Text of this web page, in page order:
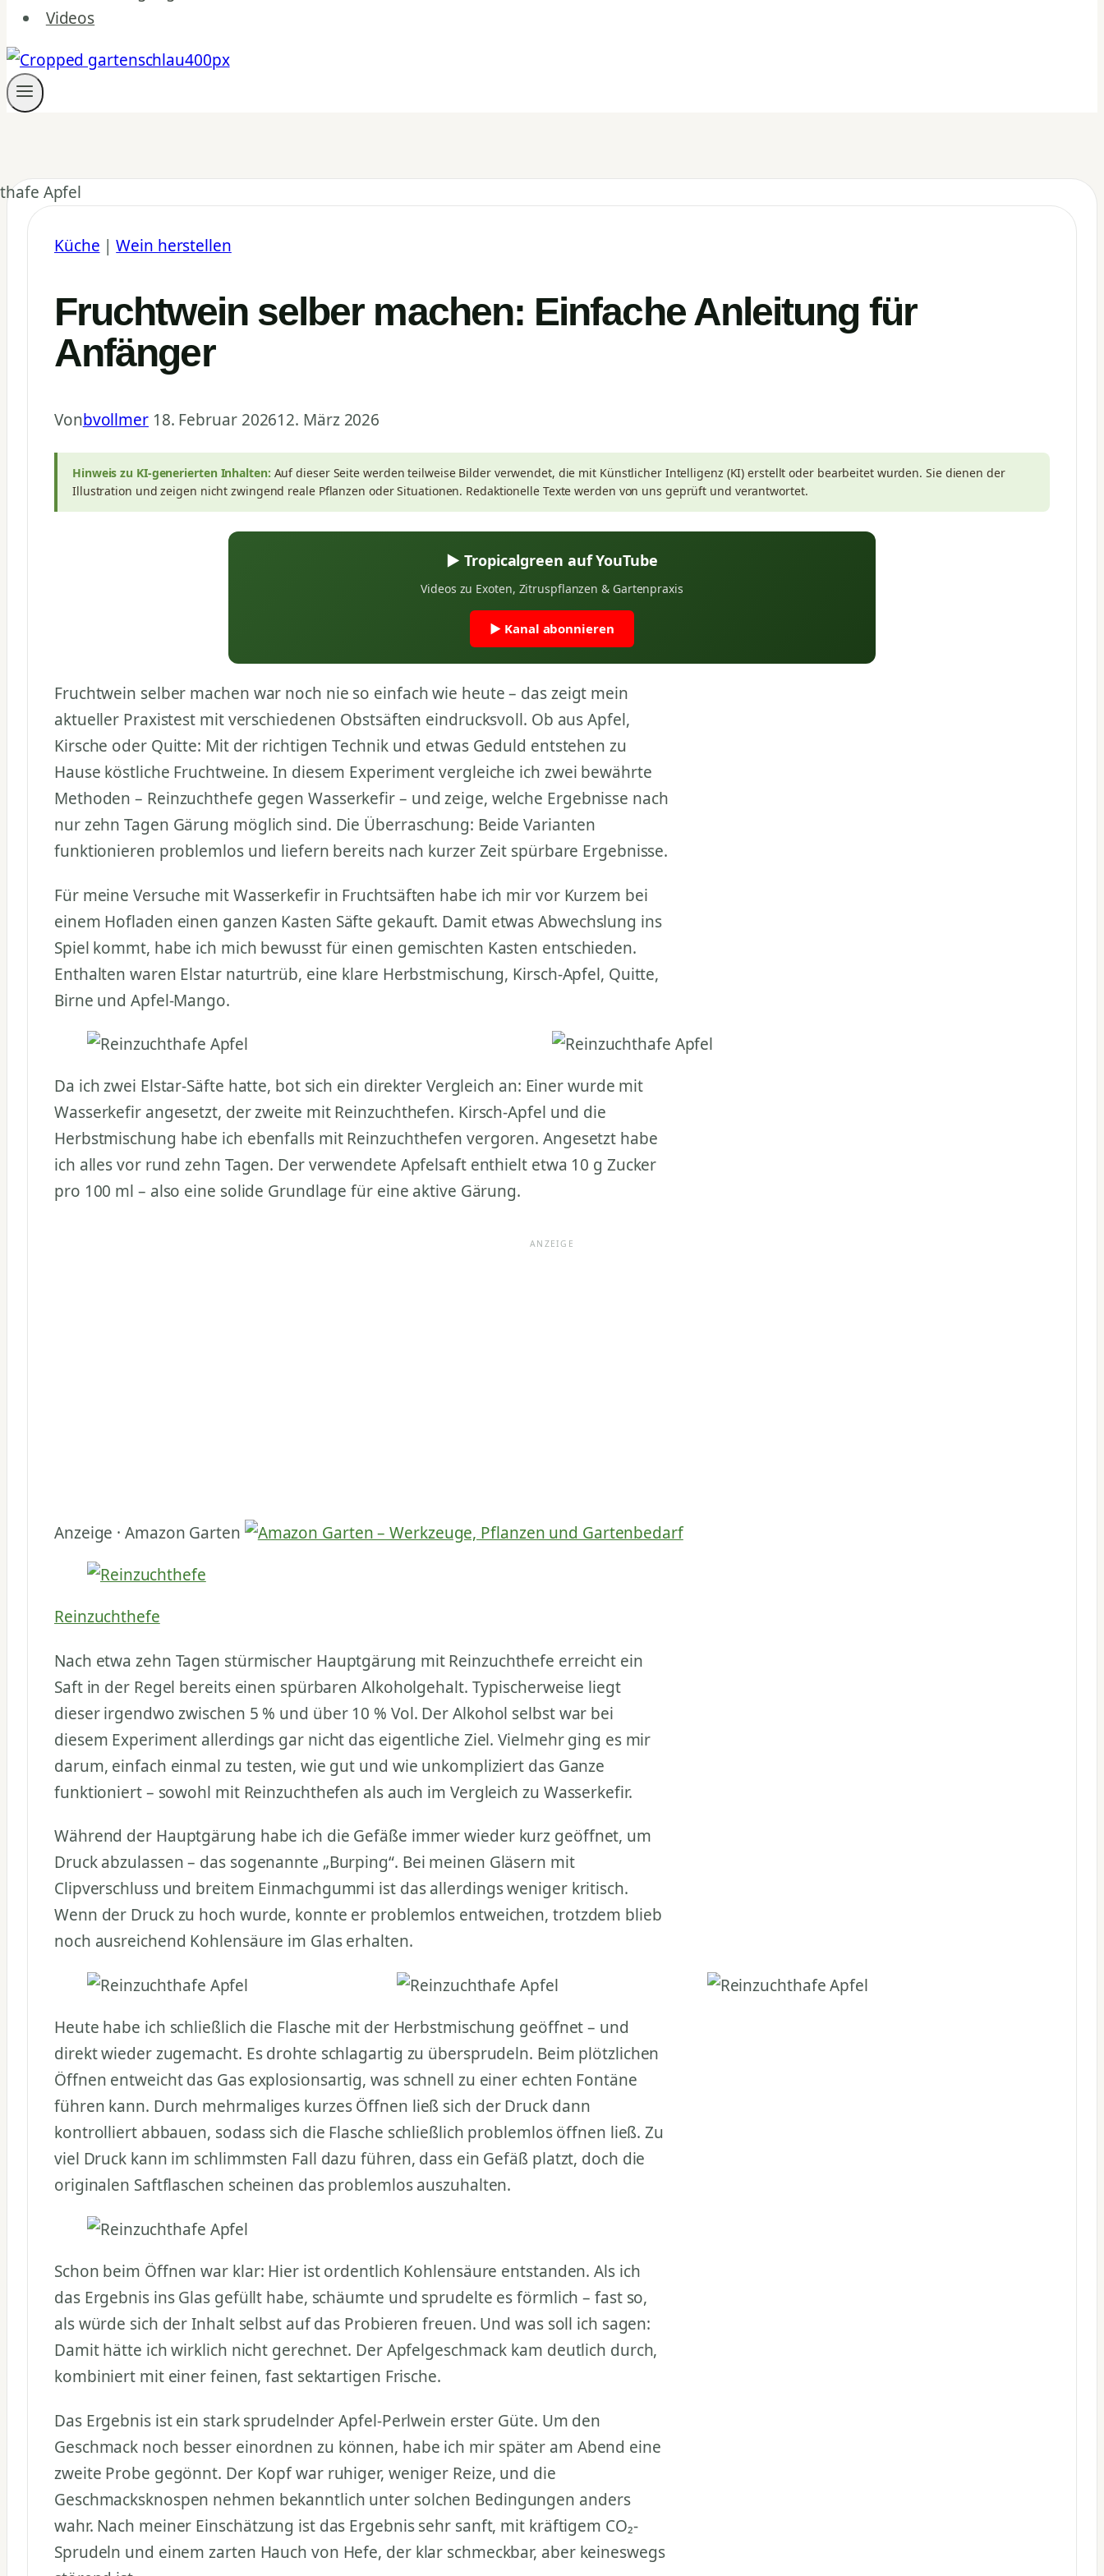
Videos
Küche |Wein herstellen
Fruchtwein selber machen: Einfache Anleitung für
Anfänger
Vonbvollmer 18. Februar 202612. März 2026
Hinweis zu KI-generierten Inhalten: Auf dieser Seite werden teilweise Bilder verwendet, die mit Künstlicher Intelligenz (KI) erstellt oder bearbeitet wurden. Sie dienen der
Illustration und zeigen nicht zwingend reale Pflanzen oder Situationen. Redaktionelle Texte werden von uns geprüft und verantwortet.
▶ Tropicalgreen auf YouTube
Videos zu Exoten, Zitruspflanzen & Gartenpraxis
▶ Kanal abonnieren
Fruchtwein selber machen war noch nie so einfach wie heute – das zeigt mein
aktueller Praxistest mit verschiedenen Obstsäften eindrucksvoll. Ob aus Apfel,
Kirsche oder Quitte: Mit der richtigen Technik und etwas Geduld entstehen zu
Hause köstliche Fruchtweine. In diesem Experiment vergleiche ich zwei bewährte
Methoden – Reinzuchthefe gegen Wasserkefir – und zeige, welche Ergebnisse nach
nur zehn Tagen Gärung möglich sind. Die Überraschung: Beide Varianten
funktionieren problemlos und liefern bereits nach kurzer Zeit spürbare Ergebnisse.
Für meine Versuche mit Wasserkefir in Fruchtsäften habe ich mir vor Kurzem bei
einem Hofladen einen ganzen Kasten Säfte gekauft. Damit etwas Abwechslung ins
Spiel kommt, habe ich mich bewusst für einen gemischten Kasten entschieden.
Enthalten waren Elstar naturtrüb, eine klare Herbstmischung, Kirsch-Apfel, Quitte,
Birne und Apfel-Mango.
Da ich zwei Elstar-Säfte hatte, bot sich ein direkter Vergleich an: Einer wurde mit
Wasserkefir angesetzt, der zweite mit Reinzuchthefen. Kirsch-Apfel und die
Herbstmischung habe ich ebenfalls mit Reinzuchthefen vergoren. Angesetzt habe
ich alles vor rund zehn Tagen. Der verwendete Apfelsaft enthielt etwa 10 g Zucker
pro 100 ml – also eine solide Grundlage für eine aktive Gärung.
ANZEIGE
Anzeige · Amazon Garten
Reinzuchthefe
Nach etwa zehn Tagen stürmischer Hauptgärung mit Reinzuchthefe erreicht ein
Saft in der Regel bereits einen spürbaren Alkoholgehalt. Typischerweise liegt
dieser irgendwo zwischen 5 % und über 10 % Vol. Der Alkohol selbst war bei
diesem Experiment allerdings gar nicht das eigentliche Ziel. Vielmehr ging es mir
darum, einfach einmal zu testen, wie gut und wie unkompliziert das Ganze
funktioniert – sowohl mit Reinzuchthefen als auch im Vergleich zu Wasserkefir.
Während der Hauptgärung habe ich die Gefäße immer wieder kurz geöffnet, um
Druck abzulassen – das sogenannte „Burping“. Bei meinen Gläsern mit
Clipverschluss und breitem Einmachgummi ist das allerdings weniger kritisch.
Wenn der Druck zu hoch wurde, konnte er problemlos entweichen, trotzdem blieb
noch ausreichend Kohlensäure im Glas erhalten.
Heute habe ich schließlich die Flasche mit der Herbstmischung geöffnet – und
direkt wieder zugemacht. Es drohte schlagartig zu übersprudeln. Beim plötzlichen
Öffnen entweicht das Gas explosionsartig, was schnell zu einer echten Fontäne
führen kann. Durch mehrmaliges kurzes Öffnen ließ sich der Druck dann
kontrolliert abbauen, sodass sich die Flasche schließlich problemlos öffnen ließ. Zu
viel Druck kann im schlimmsten Fall dazu führen, dass ein Gefäß platzt, doch die
originalen Saftflaschen scheinen das problemlos auszuhalten.
Schon beim Öffnen war klar: Hier ist ordentlich Kohlensäure entstanden. Als ich
das Ergebnis ins Glas gefüllt habe, schäumte und sprudelte es förmlich – fast so,
als würde sich der Inhalt selbst auf das Probieren freuen. Und was soll ich sagen:
Damit hätte ich wirklich nicht gerechnet. Der Apfelgeschmack kam deutlich durch,
kombiniert mit einer feinen, fast sektartigen Frische.
Das Ergebnis ist ein stark sprudelnder Apfel-Perlwein erster Güte. Um den
Geschmack noch besser einordnen zu können, habe ich mir später am Abend eine
zweite Probe gegönnt. Der Kopf war ruhiger, weniger Reize, und die
Geschmacksknospen nehmen bekanntlich unter solchen Bedingungen anders
wahr. Nach meiner Einschätzung ist das Ergebnis sehr sanft, mit kräftigem CO₂-
Sprudeln und einem zarten Hauch von Hefe, der klar schmeckbar, aber keineswegs